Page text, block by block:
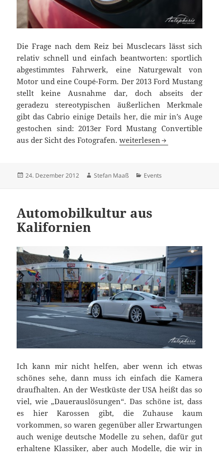
Die Frage nach dem Reiz bei Musclecars lässt sich
relativ schnell und einfach beantworten: sportlich
abgestimmtes Fahrwerk, eine Naturgewalt von
Motor und eine Coupé-Form. Der 2013 Ford Mustang
stellt keine Ausnahme dar, doch abseits der
geradezu stereotypischen äußerlichen Merkmale
gibt das Cabrio einige Details her, die mir in’s Auge
gestochen sind: 2013er Ford Mustang Convertible
aus der Sicht des Fotografen.Ford Mustang Convertible:
weiterlesen
Veröffentlicht
24. Dezember 2012 Autor
Stefan Maaß Kategorien
Events
Automobilkultur aus
Kalifornien
Ich kann mir nicht helfen, aber wenn ich etwas
schönes sehe, dann muss ich einfach die Kamera
draufhalten. An der Westküste der USA heißt das so
viel, wie „Dauerauslösungen“. Das schöne ist, dass
es hier Karossen gibt, die Zuhause kaum
vorkommen, so waren gegenüber aller Erwartungen
auch wenige deutsche Modelle zu sehen, dafür gut
erhaltene Klassiker, aber auch Modelle, die wir in